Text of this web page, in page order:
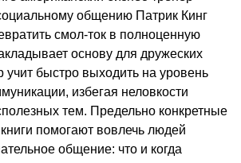
общению Патрик Кинг
смол-ток в полноценную
основу для дружеских
быстро выходить на уровень
избегая неловкости
тем. Предельно конкретные
помогают вовлечь людей
общение: что и когда